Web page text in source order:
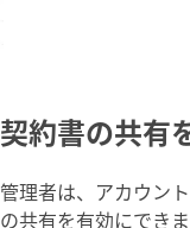
契約書の共有
管理者は、アカウン
の共有を有効にでき